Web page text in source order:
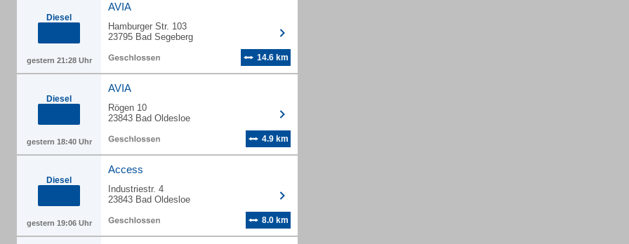
Diesel
gestern 21:28 Uhr
AVIA
Hamburger Str. 103
23795 Bad Segeberg
14.6 km
Diesel
gestern 18:40 Uhr
AVIA
Rögen 10
23843 Bad Oldesloe
4.9 km
Diesel
gestern 19:06 Uhr
Access
Industriestr. 4
23843 Bad Oldesloe
8.0 km